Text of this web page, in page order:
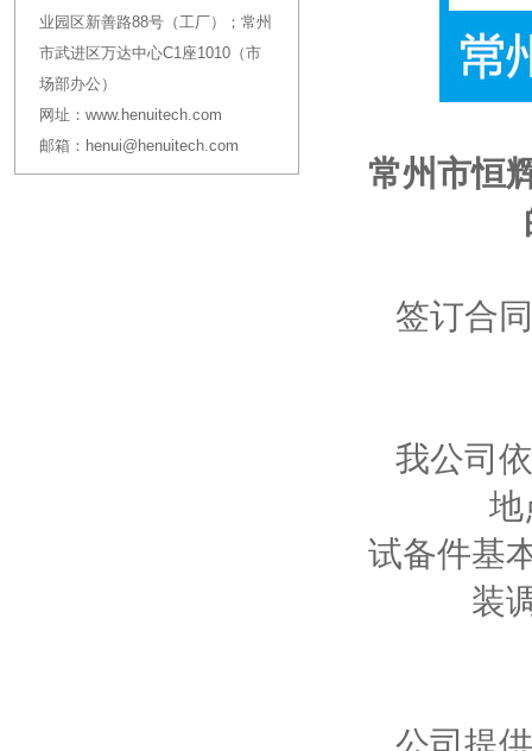
业园区新善路88号（工厂）；常州
市武进区万达中心C1座1010（市
场部办公）
网址： www.henuitech.com
邮箱： henui@henuitech.com
常州市恒
签订合
我公司
地
试备件基
装